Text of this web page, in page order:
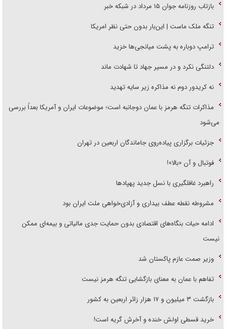
بازتاب روزنامه جوان ۱۵ مرداد در شبکه خبر
تنگه ملک ماست | این‌بار بدون حتی نظر امریکا
ترامپ دوباره به پشت میانجی‌ها خزید
دلتنگی نکرد و در مسیر جهاد تا شهادت ماند
نه کریدور دوم نه مذاکره زیر سایه تهدید
مذاکرات تنگه هرمز با عمان دوجانبه است؛ موضوعات ایران و آمریکا بعداً بررسی
می‌شود
جزئیات برگزاری پیاده‌روی جاماندگان اربعین در تهران
فوتبال و آن «بالا»!
راهبرد غافلگیری با نسل جدید پهپاد‌ها
مشروطه نقطه عطف بیداری و آزادی‌خواهی ملت ایران بود
ادامه حیات بنگاه‌های اقتصادی بدون حمایت جدی مالیاتی و بیمه‌ای ممکن
نیست
وزیر صمت عازم پاکستان شد
تفاهم با عمان به معنای بازگشایی تنگه هرمز نیست
بازگشت ۳ میلیون و ۱۷ هزار زائر اربعین به کشور
خرید قسطی اولش خنده و آخرش گریه است!